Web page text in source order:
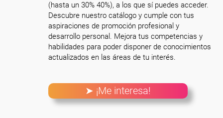
(hasta un 30% 40%), a los que sí puedes acceder.
Descubre nuestro catálogo y cumple con tus
aspiraciones de promoción profesional y
desarrollo personal. Mejora tus competencias y
habilidades para poder disponer de conocimientos
actualizados en las áreas de tu interés.
➤ ¡Me interesa!